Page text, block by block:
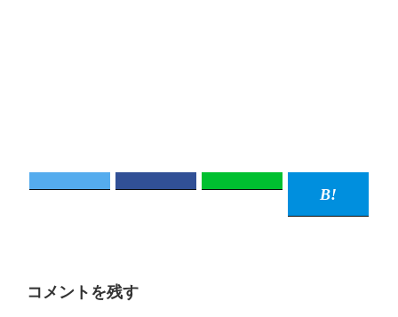
コメントを残す